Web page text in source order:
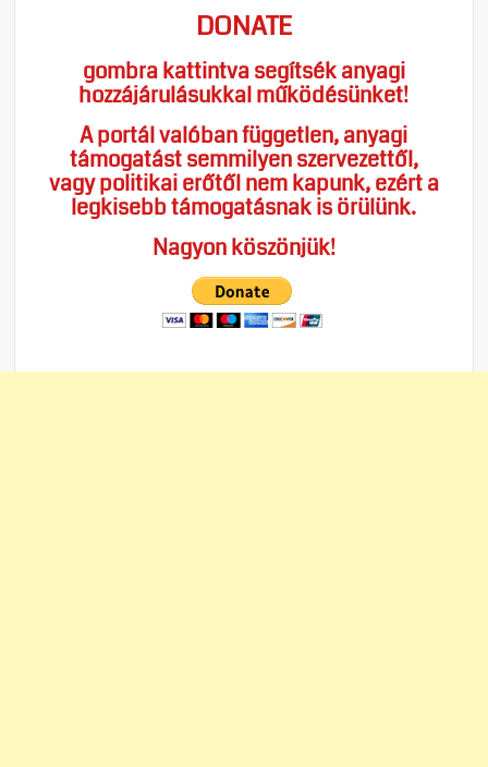
DONATE
gombra kattintva segítsék anyagi
hozzájárulásukkal működésünket!
A portál valóban független, anyagi
támogatást semmilyen szervezettől,
vagy politikai erőtől nem kapunk, ezért a
legkisebb támogatásnak is örülünk.
Nagyon köszönjük!